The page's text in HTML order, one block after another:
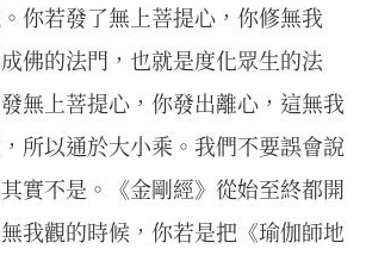
你若發了無上菩提心，你修無我
佛的法門，也就是度化眾生的法
無上菩提心，你發出離心，這無我
所以通於大小乘。我們不要誤會說
實不是。《金剛經》從始至終都開
我觀的時候，你若是把《瑜伽師地